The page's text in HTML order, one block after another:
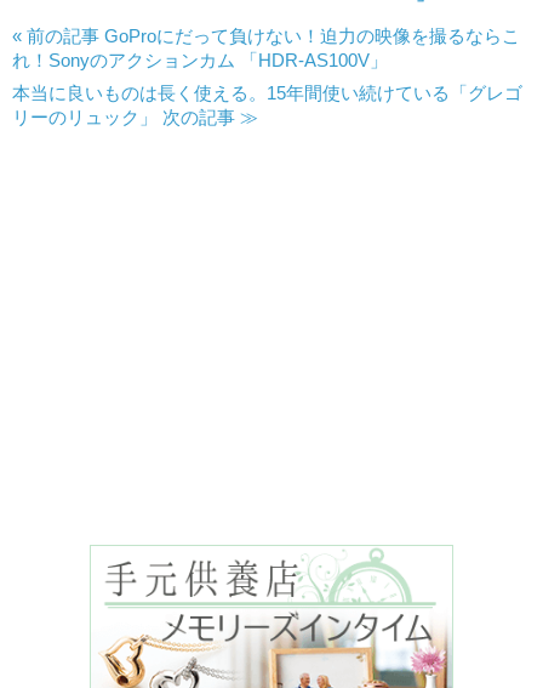
« 前の記事 GoProにだって負けない！迫力の映像を撮るならこ
れ！Sonyのアクションカム 「HDR-AS100V」
本当に良いものは長く使える。15年間使い続けている「グレゴ
リーのリュック」 次の記事 ≫